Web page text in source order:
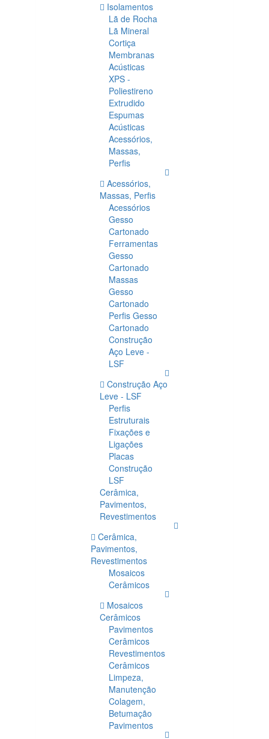
Isolamentos
Lã de Rocha
Lã Mineral
Cortiça
Membranas
Acústicas
XPS -
Poliestireno
Extrudido
Espumas
Acústicas
Acessórios,
Massas,
Perfis
Acessórios,
Massas, Perfis
Acessórios
Gesso
Cartonado
Ferramentas
Gesso
Cartonado
Massas
Gesso
Cartonado
Perfis Gesso
Cartonado
Construção
Aço Leve -
LSF
Construção Aço
Leve - LSF
Perfis
Estruturais
Fixações e
Ligações
Placas
Construção
LSF
Cerâmica,
Pavimentos,
Revestimentos
Cerâmica,
Pavimentos,
Revestimentos
Mosaicos
Cerâmicos
Mosaicos
Cerâmicos
Pavimentos
Cerâmicos
Revestimentos
Cerâmicos
Limpeza,
Manutenção
Colagem,
Betumação
Pavimentos